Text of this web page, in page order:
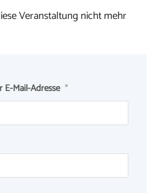
Veranstaltung nicht mehr
Mail-Adresse *